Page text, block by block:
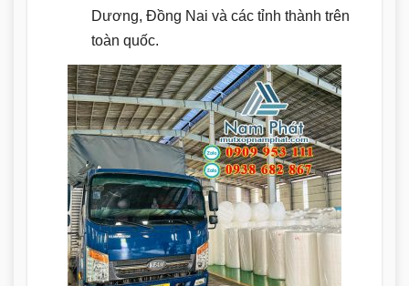
Dương, Đồng Nai và các tỉnh thành trên
toàn quốc.